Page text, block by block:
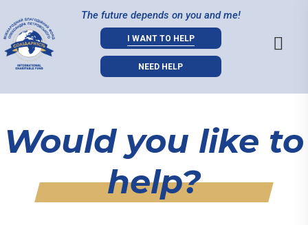
The future depends on you and me!
I WANT TO HELP
NEED HELP
Would you like to
help?